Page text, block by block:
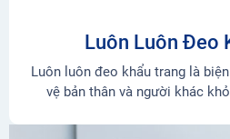
Luôn Luôn Đeo
Luôn luôn đeo khẩu trang là
vệ bản thân và người khác